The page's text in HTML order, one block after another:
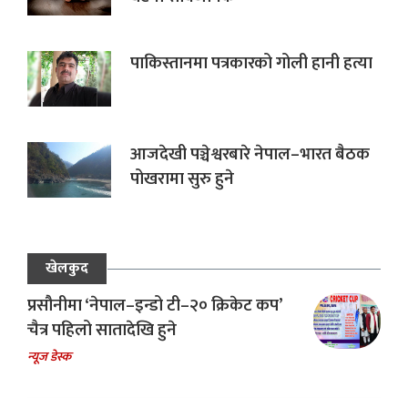
पाकिस्तानमा पत्रकारको गोली हानी हत्या
आजदेखी पञ्चेश्वरबारे नेपाल–भारत बैठक
पोखरामा सुरु हुने
खेलकुद
प्रसौनीमा ‘नेपाल–इन्डो टी–२० क्रिकेट कप’
चैत्र पहिलो सातादेखि हुने
न्यूज डेस्क